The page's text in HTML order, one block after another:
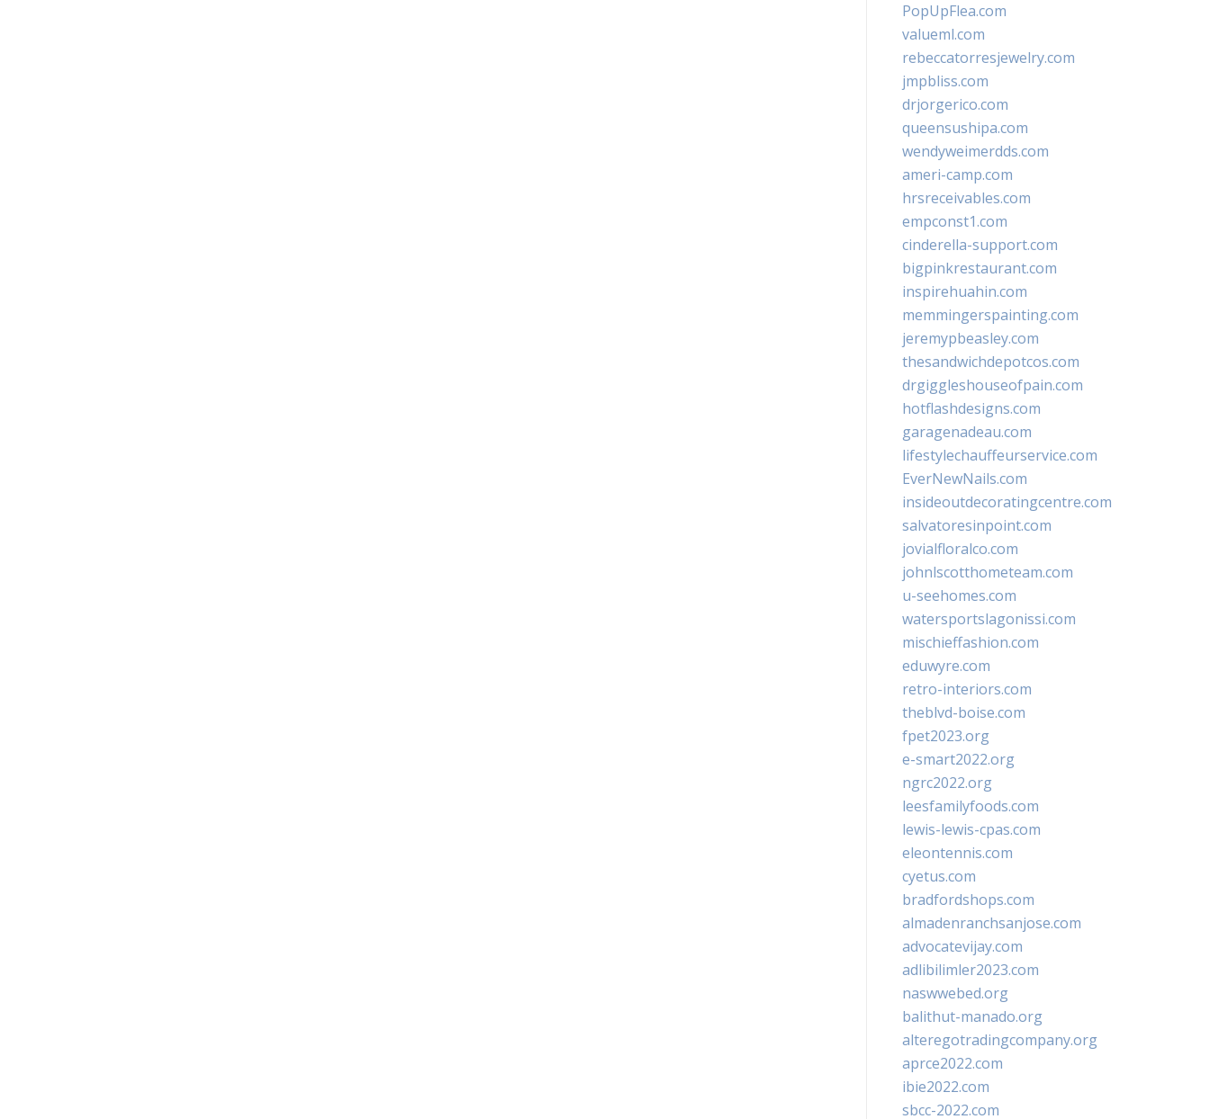
PopUpFlea.com
valueml.com
rebeccatorresjewelry.com
jmpbliss.com
drjorgerico.com
queensushipa.com
wendyweimerdds.com
ameri-camp.com
hrsreceivables.com
empconst1.com
cinderella-support.com
bigpinkrestaurant.com
inspirehuahin.com
memmingerspainting.com
jeremypbeasley.com
thesandwichdepotcos.com
drgiggleshouseofpain.com
hotflashdesigns.com
garagenadeau.com
lifestylechauffeurservice.com
EverNewNails.com
insideoutdecoratingcentre.com
salvatoresinpoint.com
jovialfloralco.com
johnlscotthometeam.com
u-seehomes.com
watersportslagonissi.com
mischieffashion.com
eduwyre.com
retro-interiors.com
theblvd-boise.com
fpet2023.org
e-smart2022.org
ngrc2022.org
leesfamilyfoods.com
lewis-lewis-cpas.com
eleontennis.com
cyetus.com
bradfordshops.com
almadenranchsanjose.com
advocatevijay.com
adlibilimler2023.com
naswwebed.org
balithut-manado.org
alteregotradingcompany.org
aprce2022.com
ibie2022.com
sbcc-2022.com